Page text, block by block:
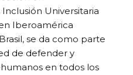
Universitaria
Iberoamérica
se da como parte
de defender y
en todos los